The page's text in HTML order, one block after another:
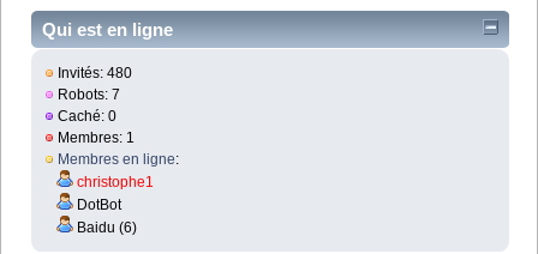
Qui est en ligne
Invités: 480
Robots: 7
Caché: 0
Membres: 1
Membres en ligne:
christophe1
DotBot
Baidu (6)